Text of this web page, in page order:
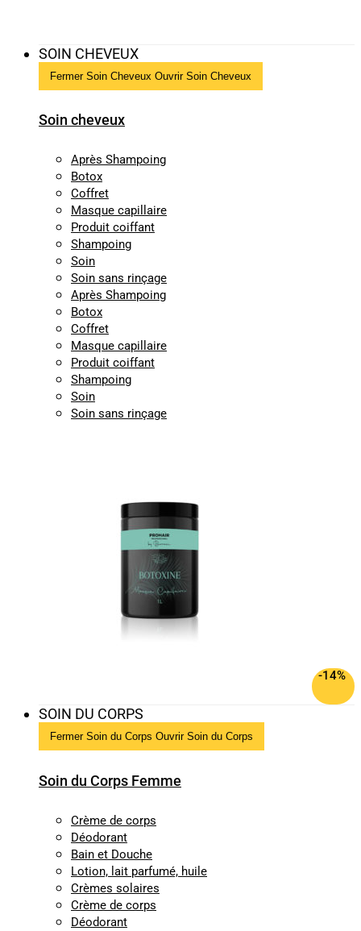
SOIN CHEVEUX
Fermer Soin Cheveux Ouvrir Soin Cheveux
Soin cheveux
Après Shampoing
Botox
Coffret
Masque capillaire
Produit coiffant
Shampoing
Soin
Soin sans rinçage
Après Shampoing
Botox
Coffret
Masque capillaire
Produit coiffant
Shampoing
Soin
Soin sans rinçage
-14%
SOIN DU CORPS
Fermer Soin du Corps Ouvrir Soin du Corps
Soin du Corps Femme
Crème de corps
Déodorant
Bain et Douche
Lotion, lait parfumé, huile
Crèmes solaires
Crème de corps
Déodorant